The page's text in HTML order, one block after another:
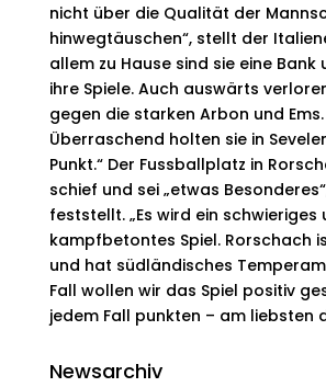
nicht über die Qualität der
hinwegtäuschen“, stellt der
allem zu Hause sind sie eine Bank
ihre Spiele. Auch auswärts
gegen die starken Arbon und Ems.
Überraschend holten sie in
Punkt.“ Der Fussballplatz in
schief und sei „etwas
feststellt. „Es wird ein schwieriges
kampfbetontes Spiel. Rorschach
und hat südländisches
Fall wollen wir das Spiel positiv
jedem Fall punkten – am liebsten
Newsarchiv